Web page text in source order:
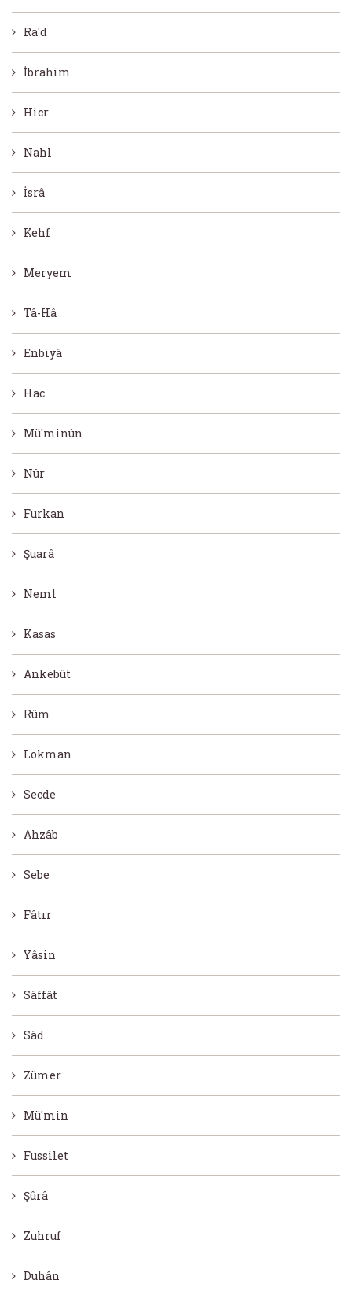
Ra'd
İbrahim
Hicr
Nahl
İsrâ
Kehf
Meryem
Tâ-Hâ
Enbiyâ
Hac
Mü'minûn
Nûr
Furkan
Şuarâ
Neml
Kasas
Ankebût
Rûm
Lokman
Secde
Ahzâb
Sebe
Fâtır
Yâsin
Sâffât
Sâd
Zümer
Mü'min
Fussilet
Şûrâ
Zuhruf
Duhân